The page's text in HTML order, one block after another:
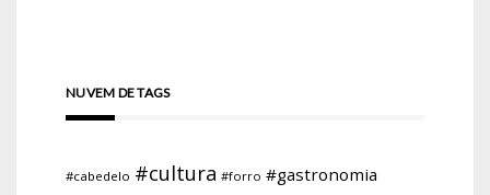
NUVEM DE TAGS
#cabedelo #cultura #forro #gastronomia